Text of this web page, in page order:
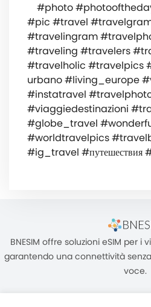
⠀ #photo
#pic #travel
#travelingram
#traveling #travelers
#travelholic #travelpics
urbano #living_europe
#instatravel
#viaggiedestinazioni
#globe_travel
#worldtravelpics
#ig_travel #путешествия
BNESIM offre soluzioni eSIM per
garantendo una connettività
voce.